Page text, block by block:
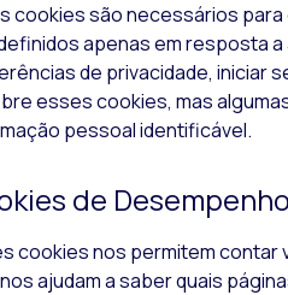
cookiessão necessários
apenas em resposta
de privacidade, iniciar
essescookies, mas
pessoal identificável.
de Desempenho
cookiesnos permitem contar
ajudam a saber quais